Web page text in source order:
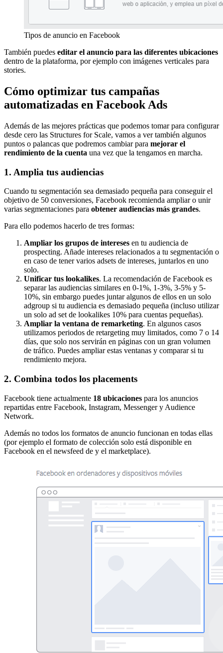
Tipos de anuncio en Facebook
También puedes editar el anuncio para las diferentes ubicaciones
dentro de la plataforma, por ejemplo con imágenes verticales para
stories.
Cómo optimizar tus campañas
automatizadas en Facebook Ads
Además de las mejores prácticas que podemos tomar para configurar
desde cero las Structures for Scale, vamos a ver también algunos
puntos o palancas que podremos cambiar para mejorar el
rendimiento de la cuenta una vez que la tengamos en marcha.
1. Amplia tus audiencias
Cuando tu segmentación sea demasiado pequeña para conseguir el
objetivo de 50 conversiones, Facebook recomienda ampliar o unir
varias segmentaciones para obtener audiencias más grandes.
Para ello podemos hacerlo de tres formas:
Ampliar los grupos de intereses en tu audiencia de
prospecting. Añade intereses relacionados a tu segmentación o
en caso de tener varios adsets de intereses, juntarlos en uno
solo.
Unificar tus lookalikes. La recomendación de Facebook es
separar las audiencias similares en 0-1%, 1-3%, 3-5% y 5-
10%, sin embargo puedes juntar algunos de ellos en un solo
adgroup si tu audiencia es demasiado pequeña (incluso utilizar
un solo ad set de lookalikes 10% para cuentas pequeñas).
Ampliar la ventana de remarketing. En algunos casos
utilizamos periodos de retargeting muy limitados, como 7 o 14
días, que solo nos servirán en páginas con un gran volumen
de tráfico. Puedes ampliar estas ventanas y comparar si tu
rendimiento mejora.
2. Combina todos los placements
Facebook tiene actualmente 18 ubicaciones para los anuncios
repartidas entre Facebook, Instagram, Messenger y Audience
Network.
Además no todos los formatos de anuncio funcionan en todas ellas
(por ejemplo el formato de colección solo está disponible en
Facebook en el newsfeed de y el marketplace).